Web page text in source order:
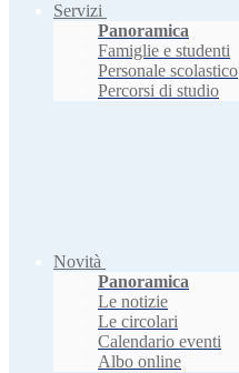
Servizi
Panoramica
Famiglie e studenti
Personale scolastico
Percorsi di studio
Novità
Panoramica
Le notizie
Le circolari
Calendario eventi
Albo online